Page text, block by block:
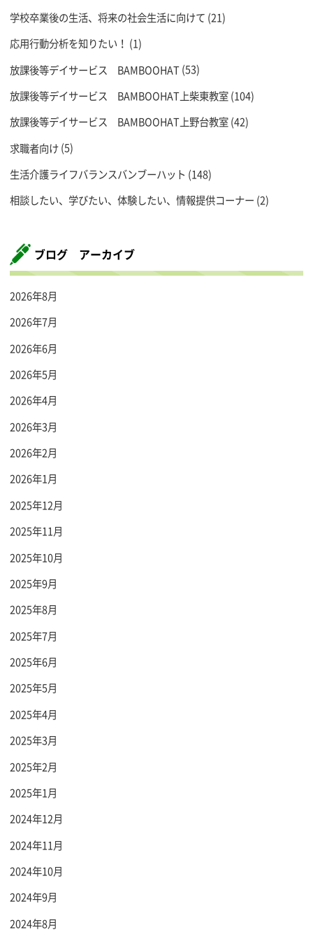
学校卒業後の生活、将来の社会生活に向けて (21)
応用行動分析を知りたい！ (1)
放課後等デイサービス BAMBOOHAT(53)
放課後等デイサービス BAMBOOHAT上柴東教室(104)
放課後等デイサービス BAMBOOHAT上野台教室(42)
求職者向け(5)
生活介護ライフバランスバンブーハット (148)
相談したい、学びたい、体験したい、情報提供コーナー (2)
ブログ アーカイブ
2026年8月
2026年7月
2026年6月
2026年5月
2026年4月
2026年3月
2026年2月
2026年1月
2025年12月
2025年11月
2025年10月
2025年9月
2025年8月
2025年7月
2025年6月
2025年5月
2025年4月
2025年3月
2025年2月
2025年1月
2024年12月
2024年11月
2024年10月
2024年9月
2024年8月